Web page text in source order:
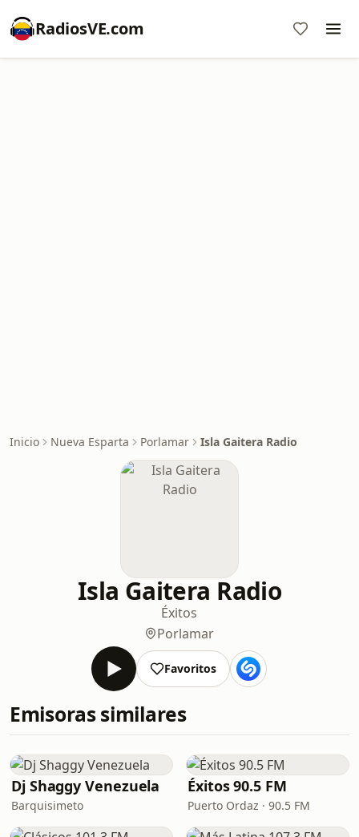
RadiosVE.com
Inicio Nueva Esparta Porlamar Isla Gaitera Radio
Isla Gaitera Radio
Éxitos
Porlamar
Favoritos
Emisoras similares
Dj Shaggy Venezuela
Barquisimeto
Éxitos 90.5 FM
Puerto Ordaz · 90.5 FM